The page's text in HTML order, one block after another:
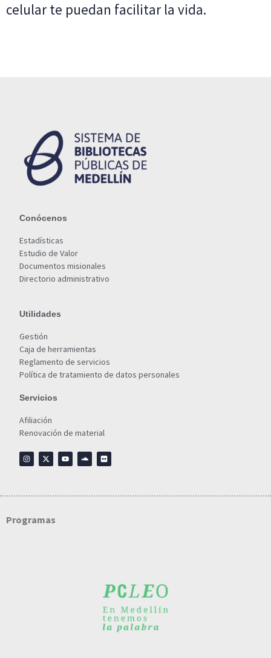
celular te puedan facilitar la vida.
Conócenos
Estadísticas
Estudio de Valor
Documentos misionales
Directorio administrativo
Utilidades
Gestión
Caja de herramientas
Reglamento de servicios
Política de tratamiento de datos personales
Servicios
Afiliación
Renovación de material
Programas